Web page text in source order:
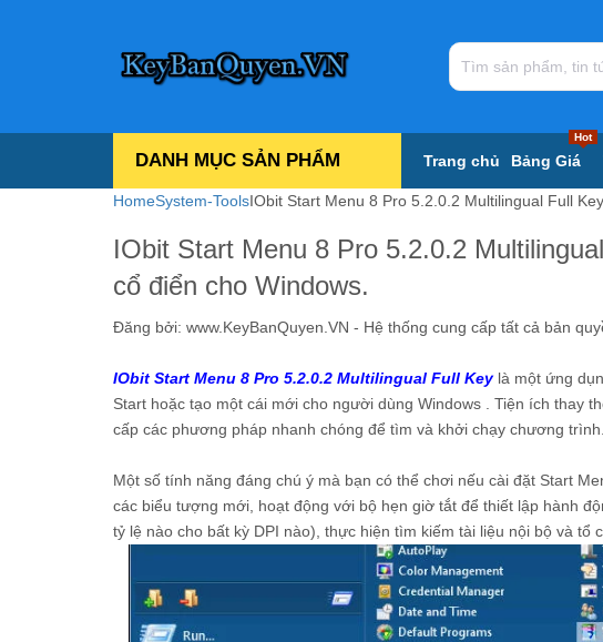
DANH MỤC SẢN PHẨM Trang chủ Bảng Giá
Hot
HomeSystem-ToolsIObit Start Menu 8 Pro 5.2.0.2 Multilingual Full
IObit Start Menu 8 Pro 5.2.0.2
cổ điển cho Windows.
Đăng bởi: www.KeyBanQuyen.VN - Hệ thống cung cấp tất cả bản
IObit Start Menu 8 Pro 5.2.0.2 Multilingual Full Keylà một ứng
Start hoặc tạo một cái mới cho người dùng Windows . Tiện ích thay
cấp các phương pháp nhanh chóng để tìm và khởi chạy chương trình.
Một số tính năng đáng chú ý mà bạn có thể chơi nếu cài đặt Start
các biểu tượng mới, hoạt động với bộ hẹn giờ tắt để thiết lập hành
tỷ lệ nào cho bất kỳ DPI nào), thực hiện tìm kiếm tài liệu nội bộ và tổ